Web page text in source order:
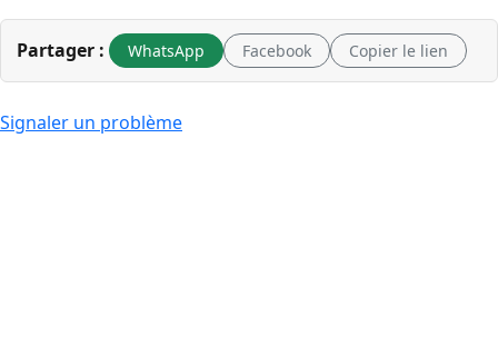
Partager : WhatsApp Facebook Copier le lien
Signaler un problème